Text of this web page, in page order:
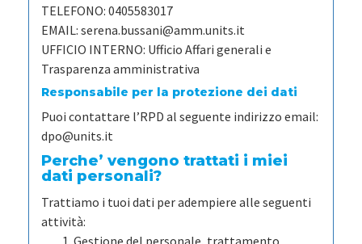
TELEFONO: 0405583017
EMAIL: serena.bussani@amm.units.it
UFFICIO INTERNO: Ufficio Affari generali e
Trasparenza amministrativa
Responsabile per la protezione dei dati
Puoi contattare l’RPD al seguente indirizzo email:
dpo@units.it
Perche’ vengono trattati i miei
dati personali?
Trattiamo i tuoi dati per adempiere alle seguenti
attività:
Gestione del personale, trattamento